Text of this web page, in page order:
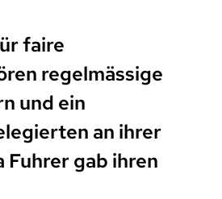
faire
regelmässige
und ein
an ihrer
Fuhrer gab ihren